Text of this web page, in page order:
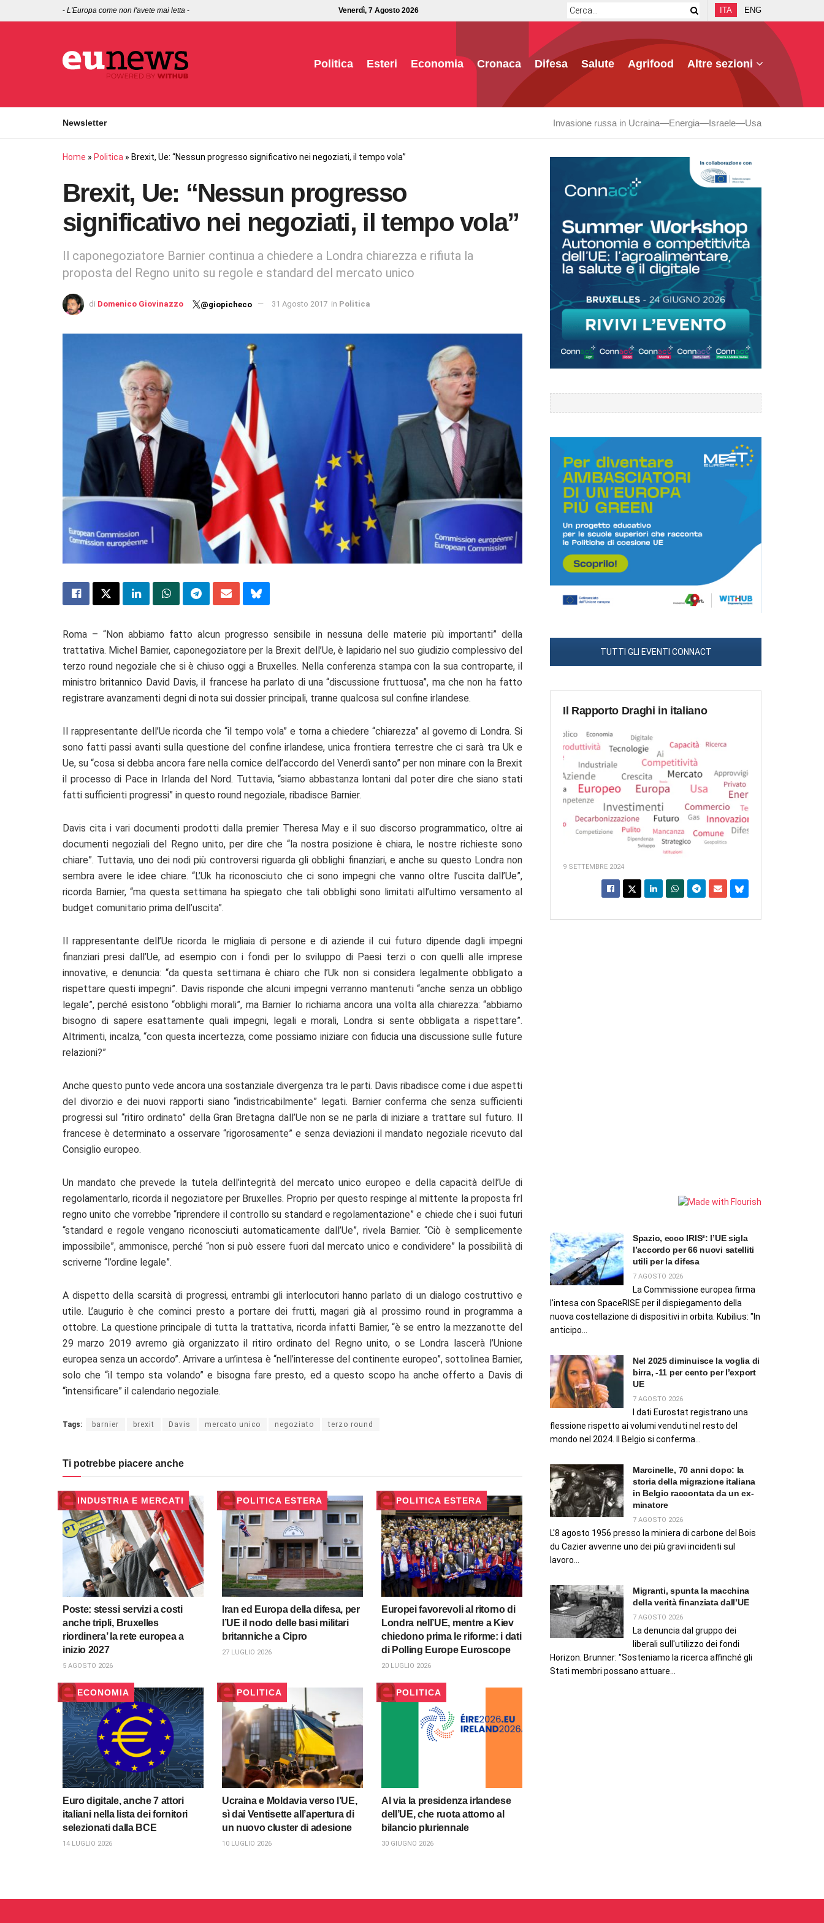
- L'Europa come non l'avete mai letta - Venerdì, 7 Agosto 2026 ITA ENG
Politica Esteri Economia Cronaca Difesa Salute Agrifood Altre sezioni
Newsletter Invasione russa in Ucraina Energia Israele Usa
Home » Politica » Brexit, Ue: “Nessun progresso significativo nei negoziati, il tempo vola”
Brexit, Ue: “Nessun progresso
significativo nei negoziati, il tempo vola”
Il caponegoziatore Barnier continua a chiedere a Londra chiarezza e rifiuta la
proposta del Regno unito su regole e standard del mercato unico
di Domenico Giovinazzo @giopicheco 31 Agosto 2017 in Politica
Roma – “Non abbiamo fatto alcun progresso sensibile in nessuna delle materie più importanti” della
trattativa. Michel Barnier, caponegoziatore per la Brexit dell’Ue, è lapidario nel suo giudizio complessivo del
terzo round negoziale che si è chiuso oggi a Bruxelles. Nella conferenza stampa con la sua controparte, il
ministro britannico David Davis, il francese ha parlato di una “discussione fruttuosa”, ma che non ha fatto
registrare avanzamenti degni di nota sui dossier principali, tranne qualcosa sul confine irlandese.
Il rappresentante dell’Ue ricorda che “il tempo vola” e torna a chiedere “chiarezza” al governo di Londra. Si
sono fatti passi avanti sulla questione del confine irlandese, unica frontiera terrestre che ci sarà tra Uk e
Ue, su “cosa si debba ancora fare nella cornice dell’accordo del Venerdì santo” per non minare con la Brexit
il processo di Pace in Irlanda del Nord. Tuttavia, “siamo abbastanza lontani dal poter dire che siano stati
fatti sufficienti progressi” in questo round negoziale, ribadisce Barnier.
Davis cita i vari documenti prodotti dalla premier Theresa May e il suo discorso programmatico, oltre ai
documenti negoziali del Regno unito, per dire che “la nostra posizione è chiara, le nostre richieste sono
chiare”. Tuttavia, uno dei nodi più controversi riguarda gli obblighi finanziari, e anche su questo Londra non
sembra avere le idee chiare. “L’Uk ha riconosciuto che ci sono impegni che vanno oltre l’uscita dall’Ue”,
ricorda Barnier, “ma questa settimana ha spiegato che tali obblighi sono limitati all’ultimo versamento al
budget comunitario prima dell’uscita”.
Il rappresentante dell’Ue ricorda le migliaia di persone e di aziende il cui futuro dipende dagli impegni
finanziari presi dall’Ue, ad esempio con i fondi per lo sviluppo di Paesi terzi o con quelli alle imprese
innovative, e denuncia: “da questa settimana è chiaro che l’Uk non si considera legalmente obbligato a
rispettare questi impegni”. Davis risponde che alcuni impegni verranno mantenuti “anche senza un obbligo
legale”, perché esistono “obblighi morali”, ma Barnier lo richiama ancora una volta alla chiarezza: “abbiamo
bisogno di sapere esattamente quali impegni, legali e morali, Londra si sente obbligata a rispettare”.
Altrimenti, incalza, “con questa incertezza, come possiamo iniziare con fiducia una discussione sulle future
relazioni?”
Anche questo punto vede ancora una sostanziale divergenza tra le parti. Davis ribadisce come i due aspetti
del divorzio e dei nuovi rapporti siano “indistricabilmente” legati. Barnier conferma che senza sufficienti
progressi sul “ritiro ordinato” della Gran Bretagna dall’Ue non se ne parla di iniziare a trattare sul futuro. Il
francese è determinato a osservare “rigorosamente” e senza deviazioni il mandato negoziale ricevuto dal
Consiglio europeo.
Un mandato che prevede la tutela dell’integrità del mercato unico europeo e della capacità dell’Ue di
regolamentarlo, ricorda il negoziatore per Bruxelles. Proprio per questo respinge al mittente la proposta frl
regno unito che vorrebbe “riprendere il controllo su standard e regolamentazione” e chiede che i suoi futuri
“standard e regole vengano riconosciuti automaticamente dall’Ue”, rivela Barnier. “Ciò è semplicemente
impossibile”, ammonisce, perché “non si può essere fuori dal mercato unico e condividere” la possibilità di
scriverne “l’ordine legale”.
A dispetto della scarsità di progressi, entrambi gli interlocutori hanno parlato di un dialogo costruttivo e
utile. L’augurio è che cominci presto a portare dei frutti, magari già al prossimo round in programma a
ottobre. La questione principale di tutta la trattativa, ricorda infatti Barnier, “è se entro la mezzanotte del
29 marzo 2019 avremo già organizzato il ritiro ordinato del Regno unito, o se Londra lascerà l’Unione
europea senza un accordo”. Arrivare a un’intesa è “nell’interesse del continente europeo”, sottolinea Barnier,
solo che “il tempo sta volando” e bisogna fare presto, ed a questo scopo ha anche offerto a Davis di
“intensificare” il calendario negoziale.
Tags: barnier brexit Davis mercato unico negoziato terzo round
Ti potrebbe piacere anche
INDUSTRIA E MERCATI
Poste: stessi servizi a costi
anche tripli, Bruxelles
riordinera’ la rete europea a
inizio 2027
5 AGOSTO 2026
POLITICA ESTERA
Iran ed Europa della difesa, per
l’UE il nodo delle basi militari
britanniche a Cipro
27 LUGLIO 2026
POLITICA ESTERA
Europei favorevoli al ritorno di
Londra nell’UE, mentre a Kiev
chiedono prima le riforme: i dati
di Polling Europe Euroscope
20 LUGLIO 2026
ECONOMIA
Euro digitale, anche 7 attori
italiani nella lista dei fornitori
selezionati dalla BCE
14 LUGLIO 2026
POLITICA
Ucraina e Moldavia verso l’UE,
sì dai Ventisette all’apertura di
un nuovo cluster di adesione
10 LUGLIO 2026
POLITICA
Al via la presidenza irlandese
dell’UE, che ruota attorno al
bilancio pluriennale
30 GIUGNO 2026
TUTTI GLI EVENTI CONNACT
Il Rapporto Draghi in italiano
9 SETTEMBRE 2024
Spazio, ecco IRIS²: l’UE sigla
l’accordo per 66 nuovi satelliti
utili per la difesa
7 AGOSTO 2026
La Commissione europea firma
l'intesa con SpaceRISE per il dispiegamento della
nuova costellazione di dispositivi in orbita. Kubilius: "In
anticipo...
Nel 2025 diminuisce la voglia di
birra, -11 per cento per l’export
UE
7 AGOSTO 2026
I dati Eurostat registrano una
flessione rispetto ai volumi venduti nel resto del
mondo nel 2024. Il Belgio si conferma...
Marcinelle, 70 anni dopo: la
storia della migrazione italiana
in Belgio raccontata da un ex-
minatore
7 AGOSTO 2026
L'8 agosto 1956 presso la miniera di carbone del Bois
du Cazier avvenne uno dei più gravi incidenti sul
lavoro...
Migranti, spunta la macchina
della verità finanziata dall’UE
7 AGOSTO 2026
La denuncia dal gruppo dei
liberali sull'utilizzo dei fondi
Horizon. Brunner: "Sosteniamo la ricerca affinché gli
Stati membri possano attuare...